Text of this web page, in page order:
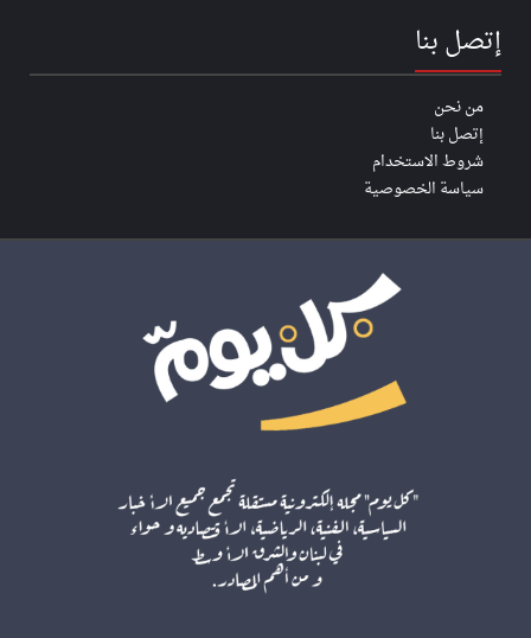
إتصل بنا
من نحن
إتصل بنا
شروط الاستخدام
سياسة الخصوصية